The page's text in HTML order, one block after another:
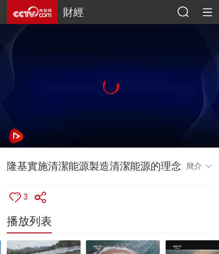
財經
隆基實施清潔能源製造清潔能源的理念 簡介
3
播放列表